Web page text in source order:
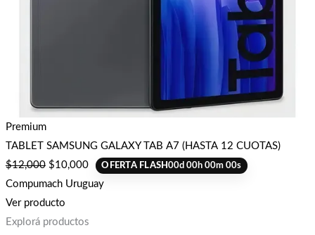
Premium
TABLET SAMSUNG GALAXY TAB A7 (HASTA 12 CUOTAS)
$12,000 $10,000 OFERTA FLASH00d00h00m00s
Compumach Uruguay
Ver producto
Explorá productos